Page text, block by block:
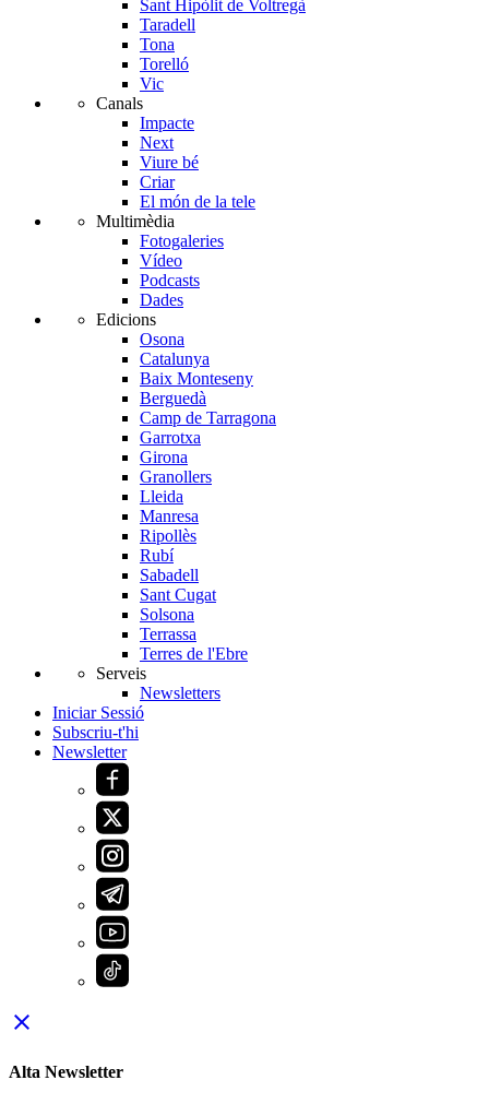
Sant Hipòlit de Voltregà
Taradell
Tona
Torelló
Vic
Canals
Impacte
Next
Viure bé
Criar
El món de la tele
Multimèdia
Fotogaleries
Vídeo
Podcasts
Dades
Edicions
Osona
Catalunya
Baix Monteseny
Berguedà
Camp de Tarragona
Garrotxa
Girona
Granollers
Lleida
Manresa
Ripollès
Rubí
Sabadell
Sant Cugat
Solsona
Terrassa
Terres de l'Ebre
Serveis
Newsletters
Iniciar Sessió
Subscriu-t'hi
Newsletter
close
Alta Newsletter